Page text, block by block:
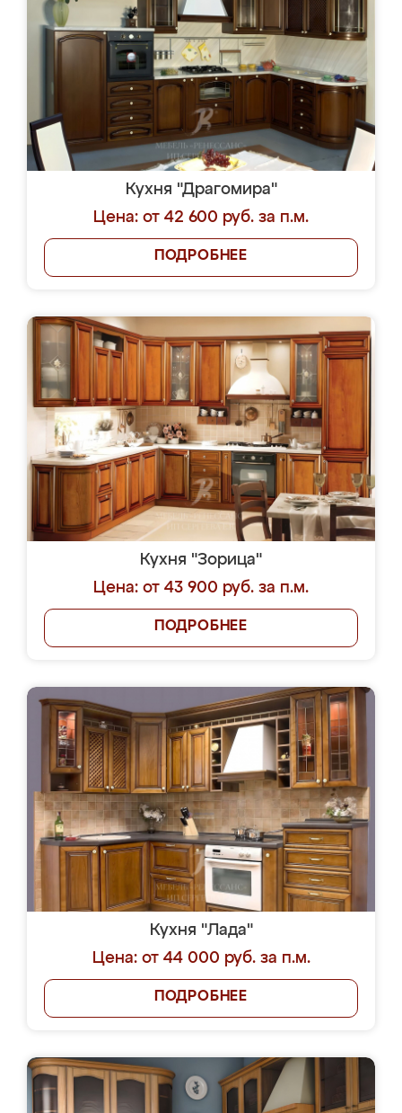
Кухня "Драгомира"
Цена: от 42 600 руб. за п.м.
ПОДРОБНЕЕ
Кухня "Зорица"
Цена: от 43 900 руб. за п.м.
ПОДРОБНЕЕ
Кухня "Лада"
Цена: от 44 000 руб. за п.м.
ПОДРОБНЕЕ